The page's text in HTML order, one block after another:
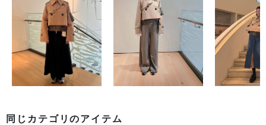
同じカテゴリのアイテム